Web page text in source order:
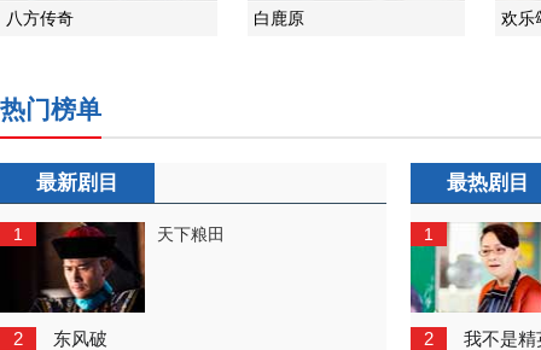
八方传奇 白鹿原 欢乐
热门榜单
最新剧目
1 天下粮田
2 东风破
最热剧目
1
2 我不是精